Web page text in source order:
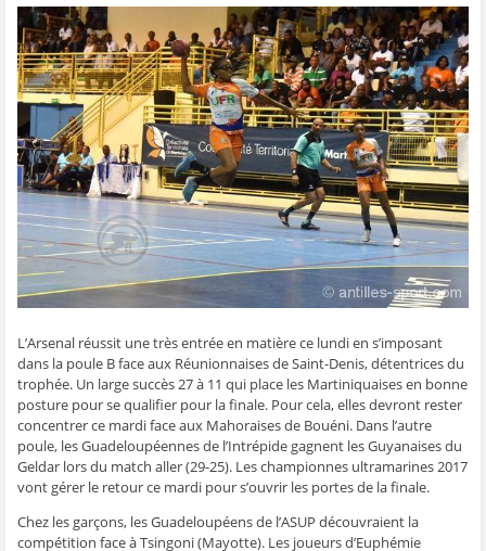
t
g
e
r
s
u
r
F
a
c
e
b
o
o
k
o
u
v
e
a
u
n
e
n
o
u
v
e
l
l
f
n
ê
t
t
g
e
r
s
u
r
T
w
i
t
t
e
r
(
u
v
r
e
d
a
n
u
n
e
n
o
u
v
e
l
l
e
f
e
ê
t
r
t
a
g
e
r
s
u
r
W
h
a
t
A
p
p
(
o
u
r
a
u
n
e
n
o
u
v
e
l
l
e
f
n
ê
t
t
a
g
e
r
s
u
r
S
k
y
p
e
(
o
u
v
r
e
d
a
n
u
n
o
u
v
e
l
l
e
f
e
n
ê
r
e
)
o
y
e
r
p
a
r
e
-
m
a
i
l
à
u
n
a
m
i
(
o
u
v
r
a
n
s
u
n
e
n
o
u
v
l
e
f
e
L’Arsenal réussit une très entrée en matière ce lundi en s’imposant
dans la poule B face aux Réunionnaises de Saint-Denis, détentrices du
trophée. Un large succès 27 à 11 qui place les Martiniquaises en bonne
posture pour se qualifier pour la finale. Pour cela, elles devront rester
concentrer ce mardi face aux Mahoraises de Bouéni. Dans l’autre
poule, les Guadeloupéennes de l’Intrépide gagnent les Guyanaises du
Geldar lors du match aller (29-25). Les championnes ultramarines 2017
vont gérer le retour ce mardi pour s’ouvrir les portes de la finale.
Chez les garçons, les Guadeloupéens de l’ASUP découvraient la
compétition face à Tsingoni (Mayotte). Les joueurs d’Euphémie